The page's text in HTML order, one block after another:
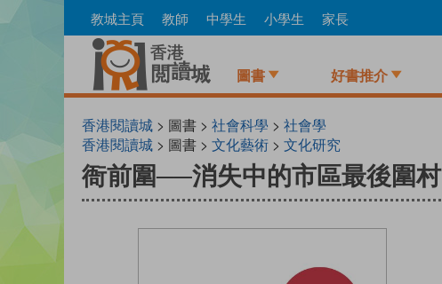
to
教城主頁 教師 中學生 小學生 家長
圖書 好書推介
香港閱讀城 > 圖書 > 社會科學 > 社會學
香港閱讀城 > 圖書 > 文化藝術 > 文化研究
衙前圍──消失中的市區最後圍村